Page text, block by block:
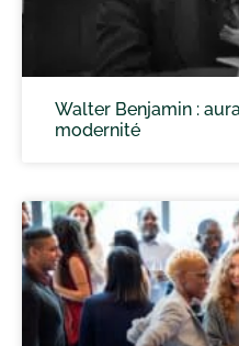
Walter Benjamin :
modernité